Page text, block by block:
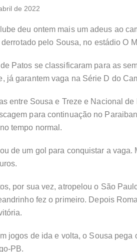
de 2022
deu ontem mais um adeus ao
pelo Sousa, no estádio O
Patos se classificaram para as
já garantem vaga na Série D do
entre Sousa e Treze e Nacional
para continuação no
tempo normal.
de um gol para conquistar a
por sua vez, atropelou o São
fez o primeiro. Depois
jogos de ida e volta, o Sousa
PB.